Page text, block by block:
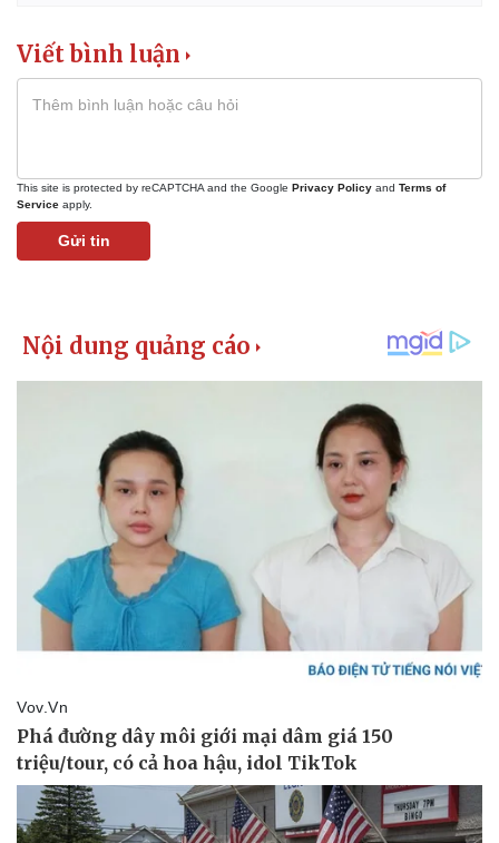
Bất động sản
Khởi nghiệp
Giá vàng
Tiêu dùng
Viết bình luận
This site is protected by reCAPTCHA and the Google Privacy Policy and Terms of
Service apply.
Gửi tin